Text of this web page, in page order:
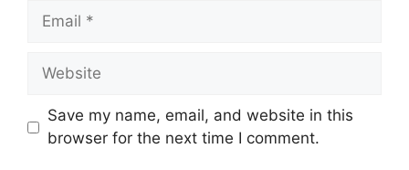
Email
Website
Save my name, email, and website in this
browser for the next time I comment.